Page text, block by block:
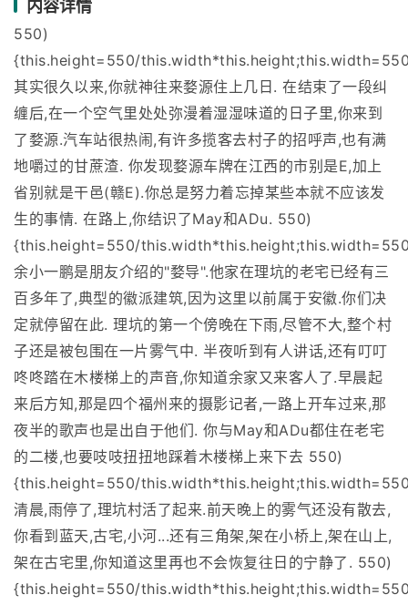
内容详情
550)
{this.height=550/
其实很久以来,你就神往来婺源住上几日. 在结束了一段纠
缠后,在一个空气里处处弥漫着湿湿味道的日子里,你来到
了婺源.汽车站很热闹,有许多揽客去村子的招呼声,也有满
地嚼过的甘蔗渣. 你发现婺源车牌在江西的市别是E,加上
省别就是干邑(赣E).你总是努力着忘掉某些本就不应该发
生的事情. 在路上,你结识了May和ADu. 550)
{this.height=550/
余小一鹏是朋友介绍的"婺导".他家在理坑的老宅已经有三
百多年了,典型的徽派建筑,因为这里以前属于安徽.你们决
定就停留在此. 理坑的第一个傍晚在下雨,尽管不大,整个村
子还是被包围在一片雾气中. 半夜听到有人讲话,还有叮叮
咚咚踏在木楼梯上的声音,你知道余家又来客人了.早晨起
来后方知,那是四个福州来的摄影记者,一路上开车过来,那
夜半的歌声也是出自于他们. 你与May和ADu都住在老宅
的二楼,也要吱吱扭扭地踩着木楼梯上来下去 550)
{this.height=550/
清晨,雨停了,理坑村活了起来.前天晚上的雾气还没有散去,
你看到蓝天,古宅,小河...还有三角架,架在小桥上,架在山上,
架在古宅里,你知道这里再也不会恢复往日的宁静了. 550)
{this.height=550/